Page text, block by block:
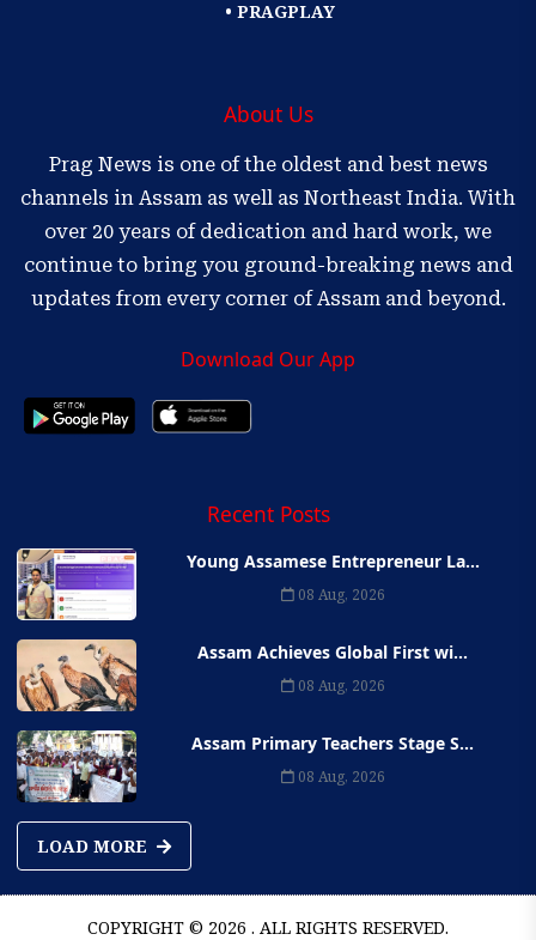
• PRAGPLAY
About Us
Prag News is one of the oldest and best news
channels in Assam as well as Northeast India. With
over 20 years of dedication and hard work, we
continue to bring you ground-breaking news and
updates from every corner of Assam and beyond.
Download Our App
Recent Posts
Young Assamese Entrepreneur La...
08 Aug, 2026
Assam Achieves Global First wi...
08 Aug, 2026
Assam Primary Teachers Stage S...
08 Aug, 2026
LOAD MORE
COPYRIGHT © 2026 . ALL RIGHTS RESERVED.